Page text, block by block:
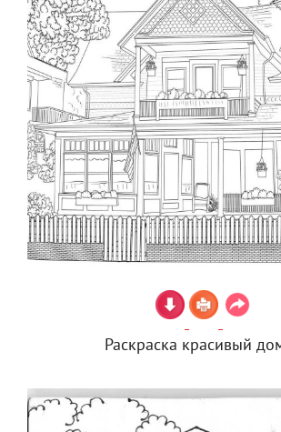
Раскраска красивый